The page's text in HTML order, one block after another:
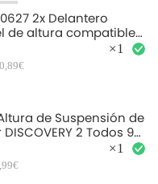
2x Delantero
de altura compatible
L322
×1
de Suspensión de
2 Todos 98
×1